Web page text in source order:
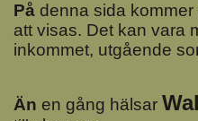
På denna sida
att visas. Det kan vara
inkommet, utgående
Än en gång hälsar